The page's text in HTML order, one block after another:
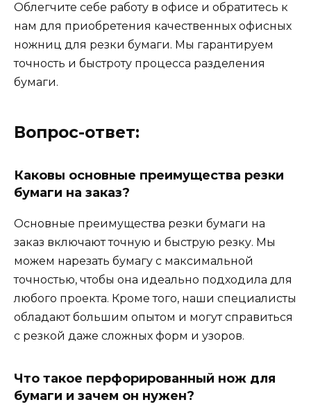
Облегчите себе работу в офисе и обратитесь к
нам для приобретения качественных офисных
ножниц для резки бумаги. Мы гарантируем
точность и быстроту процесса разделения
бумаги.
Вопрос-ответ:
Каковы основные преимущества резки
бумаги на заказ?
Основные преимущества резки бумаги на
заказ включают точную и быструю резку. Мы
можем нарезать бумагу с максимальной
точностью, чтобы она идеально подходила для
любого проекта. Кроме того, наши специалисты
обладают большим опытом и могут справиться
с резкой даже сложных форм и узоров.
Что такое перфорированный нож для
бумаги и зачем он нужен?